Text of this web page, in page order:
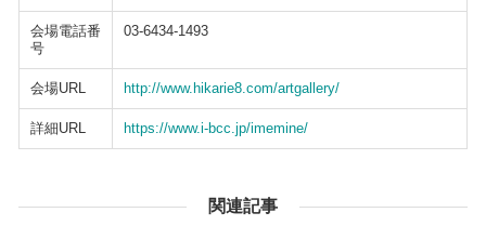
会場電話番
号
03-6434-1493
会場URL http://www.hikarie8.com/artgallery/
詳細URL https://www.i-bcc.jp/imemine/
関連記事